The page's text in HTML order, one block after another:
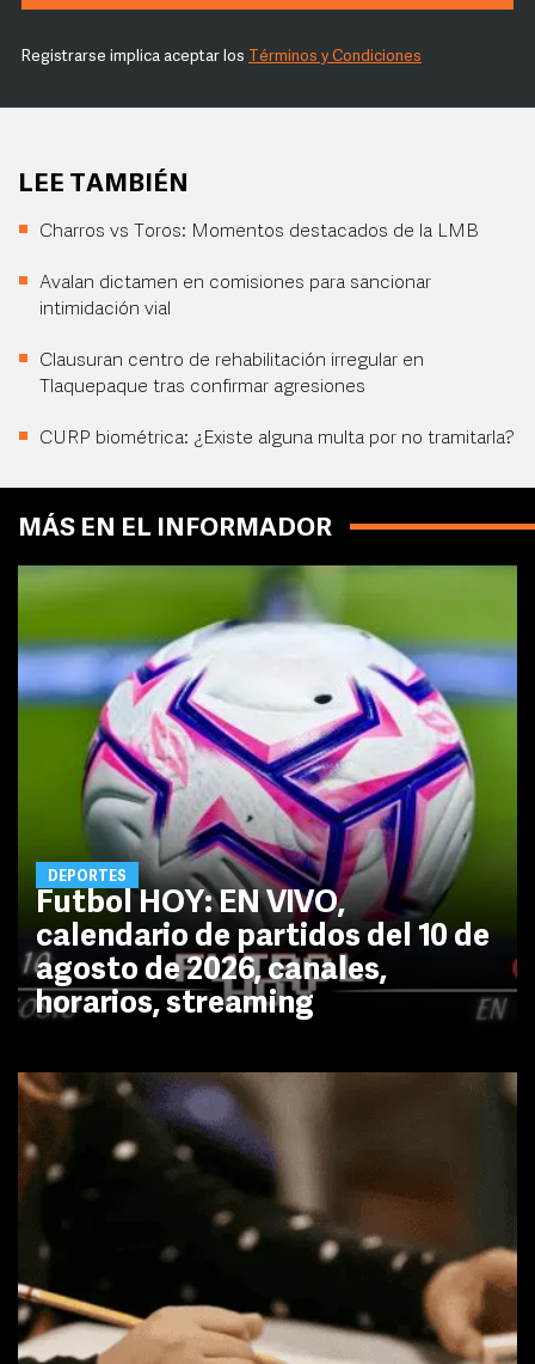
Registrarse implica aceptar los Términos y Condiciones
LEE TAMBIÉN
Charros vs Toros: Momentos destacados de la LMB
Avalan dictamen en comisiones para sancionar
intimidación vial
Clausuran centro de rehabilitación irregular en
Tlaquepaque tras confirmar agresiones
CURP biométrica: ¿Existe alguna multa por no tramitarla?
MÁS EN EL INFORMADOR
DEPORTES
Futbol HOY: EN VIVO,
calendario de partidos del 10 de
agosto de 2026, canales,
horarios, streaming